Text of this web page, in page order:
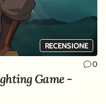
RECENSIONE
0
Game -